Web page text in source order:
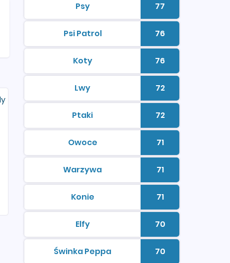
Psy
kolorowanki do drukuLiczba
77
Psi Patrolkolorowanki do drukuLiczba
76
Koty
kolorowanki do drukuLiczba
76
Lwykolorowanki do drukuLiczba
72
Ptakikolorowanki do drukuLiczba
72
Owocekolorowanki do drukuLiczba
71
Warzywakolorowanki do drukuLiczba
71
Koniekolorowanki do drukuLiczba
71
Elfykolorowanki do drukuLiczba
70
Świnka Peppakolorowanki do drukuLiczba
70